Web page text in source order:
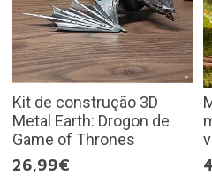
Kit de construção 3D
Metal Earth: Drogon de
Game of Thrones
26,99€